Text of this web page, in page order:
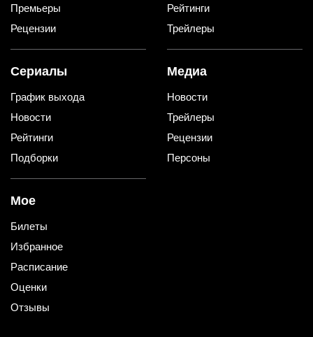
Премьеры
Рецензии
Рейтинги
Трейлеры
Сериалы
График выхода
Новости
Рейтинги
Подборки
Медиа
Новости
Трейлеры
Рецензии
Персоны
Мое
Билеты
Избранное
Расписание
Оценки
Отзывы